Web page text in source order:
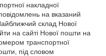
накладної
на вказаний
склад Нової
на сайті Нової пошти на
транспортної
під словом